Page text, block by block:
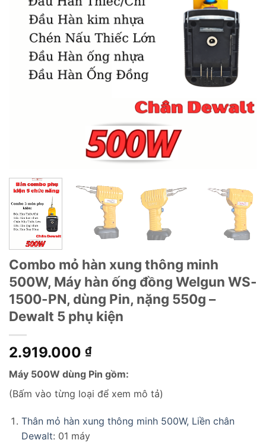
Combo mỏ hàn xung thông minh
500W, Máy hàn ống đồng Welgun WS-
1500-PN, dùng Pin, nặng 550g –
Dewalt 5 phụ kiện
2.919.000 ₫
Máy 500W dùng Pin gồm:
(Bấm vào từng loại để xem mô tả)
Thân mỏ hàn xung thông minh 500W, Liền chân
Dewalt: 01 máy